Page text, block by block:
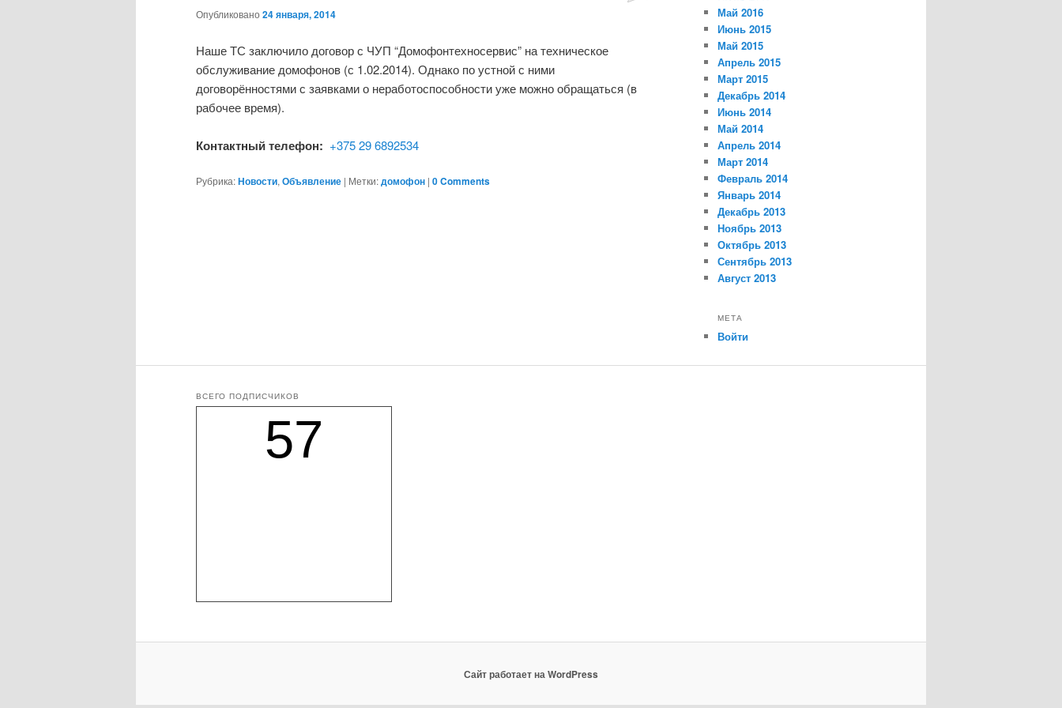
Опубликовано 24 января, 2014
Наше ТС заключило договор с ЧУП “Домофонтехносервис” на техническое
обслуживание домофонов (с 1.02.2014). Однако по устной с ними
договорённостями с заявками о неработоспособности уже можно обращаться (в
рабочее время).
Контактный телефон: +375 29 6892534
Рубрика:Новости, Объявление | Метки:домофон | 0 Comments
Май 2016
Июнь 2015
Май 2015
Апрель 2015
Март 2015
Декабрь 2014
Июнь 2014
Май 2014
Апрель 2014
Март 2014
Февраль 2014
Январь 2014
Декабрь 2013
Ноябрь 2013
Октябрь 2013
Сентябрь 2013
Август 2013
МЕТА
Войти
ВСЕГО ПОДПИСЧИКОВ
57
Сайт работает на WordPress